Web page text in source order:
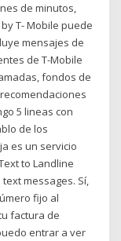
de minutos,
T- Mobile puede
mensajes de
de T-Mobile
fondos de
5 lineas con
de los
es un servicio
to Landline
messages. Sí,
fijo al
factura de
entrar a ver